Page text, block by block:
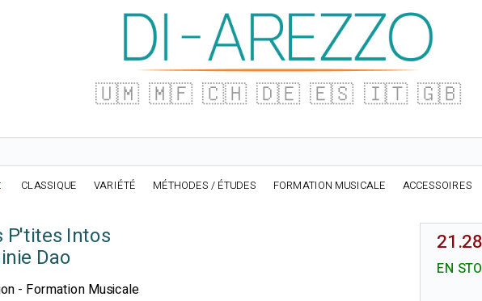
🇺🇲 🇲🇫 🇨🇭 🇩🇪 🇪🇸 🇮🇹 🇬🇧
CLASSIQUE VARIÉTÉ MÉTHODES / ÉTUDES FORMATION MUSICALE ACCESSOIRES
P'tites Intos
Dao
- Formation Musicale
EN